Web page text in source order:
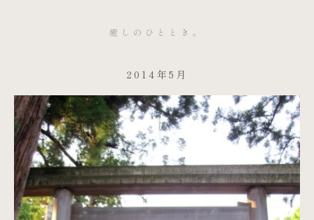
癒しのひととき。
2014年5月